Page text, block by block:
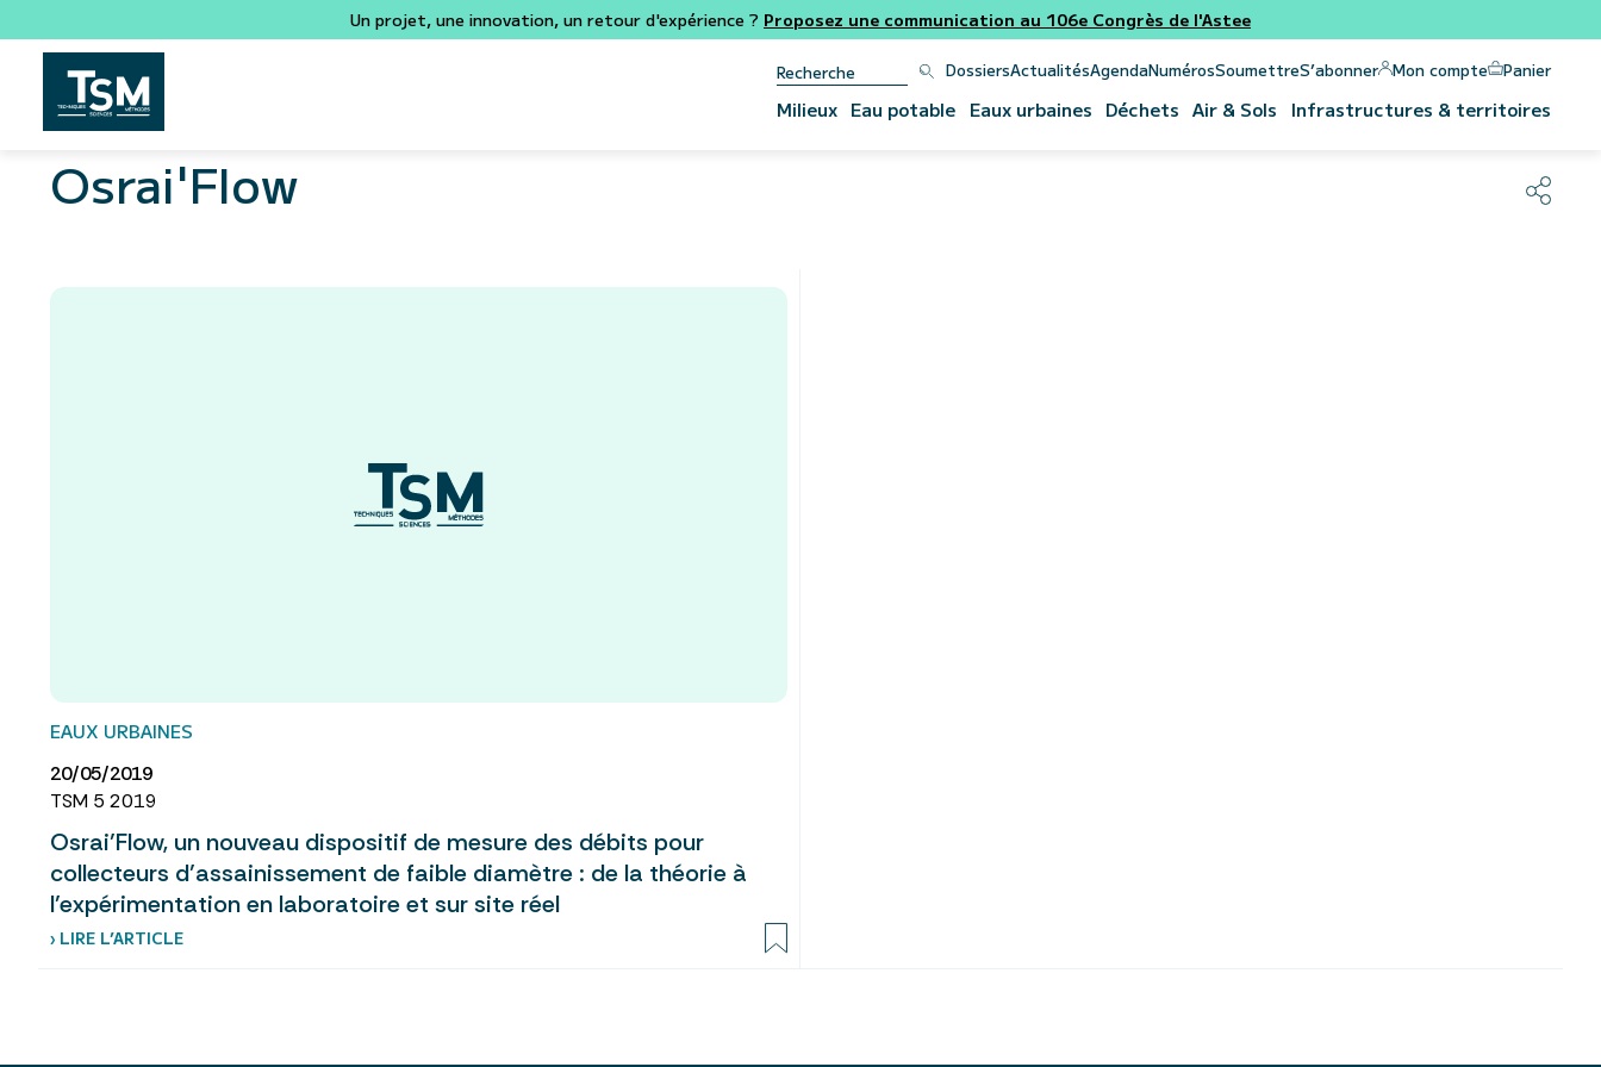
Un projet, une innovation, un retour d'expérience ? Proposez une communication au 106e Congrès de l'Astee
DossiersActualitésAgendaNumérosSoumettreS’abonner Mon compte Panier
Milieux Eau potable Eaux urbaines Déchets Air & Sols Infrastructures & territoires
Osrai'Flow
EAUX URBAINES
20/05/2019
TSM 5 2019
Osrai’Flow, un nouveau dispositif de mesure des débits pour
collecteurs d’assainissement de faible diamètre : de la théorie à
l’expérimentation en laboratoire et sur site réel
› LIRE L’ARTICLE